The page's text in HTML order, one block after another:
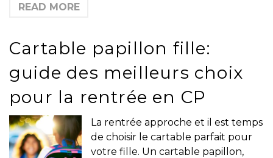
READ MORE
Cartable papillon fille:
guide des meilleurs choix
pour la rentrée en CP
La rentrée approche et il est temps
de choisir le cartable parfait pour
votre fille. Un cartable papillon,